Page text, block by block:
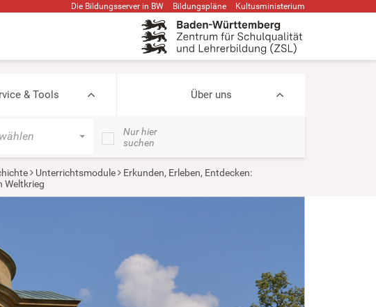
Die Bildungsserver in BW Bildungspläne Kultusministerium
& Tools Über uns
Nur hier
suchen
Unterrichtsmodule
Erkunden, Erleben, Entdecken:
Weltkrieg